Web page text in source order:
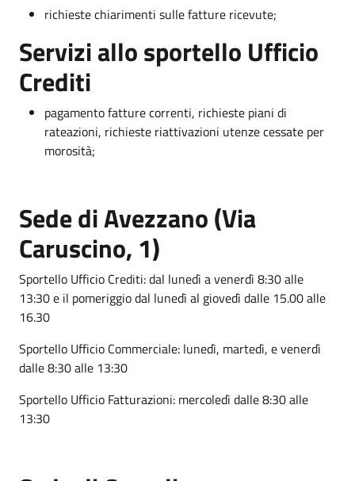
richieste chiarimenti sulle fatture ricevute;
Servizi allo sportello Ufficio
Crediti
pagamento fatture correnti, richieste piani di
rateazioni, richieste riattivazioni utenze cessate per
morosità;
Sede di Avezzano (Via
Caruscino, 1)
Sportello Ufficio Crediti: dal lunedì a venerdì 8:30 alle
13:30 e il pomeriggio dal lunedì al giovedì dalle 15.00 alle
16.30
Sportello Ufficio Commerciale: lunedì, martedì, e venerdì
dalle 8:30 alle 13:30
Sportello Ufficio Fatturazioni: mercoledì dalle 8:30 alle
13:30